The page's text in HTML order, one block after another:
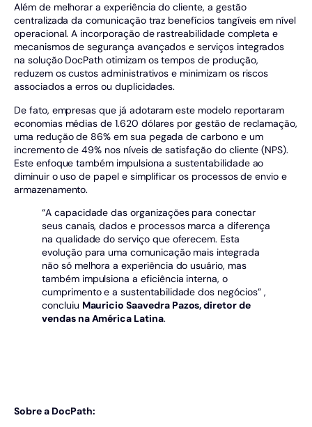
Além de melhorar a experiência do cliente, a gestão
centralizada da comunicação traz benefícios tangíveis em nível
operacional. A incorporação de rastreabilidade completa e
mecanismos de segurança avançados e serviços integrados
na solução DocPath otimizam os tempos de produção,
reduzem os custos administrativos e minimizam os riscos
associados a erros ou duplicidades.
De fato, empresas que já adotaram este modelo reportaram
economias médias de 1.620 dólares por gestão de reclamação,
uma redução de 86% em sua pegada de carbono e um
incremento de 49% nos níveis de satisfação do cliente (NPS).
Este enfoque também impulsiona a sustentabilidade ao
diminuir o uso de papel e simplificar os processos de envio e
armazenamento.
“A capacidade das organizações para conectar
seus canais, dados e processos marca a diferença
na qualidade do serviço que oferecem. Esta
evolução para uma comunicação mais integrada
não só melhora a experiência do usuário, mas
também impulsiona a eficiência interna, o
cumprimento e a sustentabilidade dos negócios” ,
concluiu Mauricio Saavedra Pazos, diretor de
vendas na América Latina.
Sobre a DocPath: